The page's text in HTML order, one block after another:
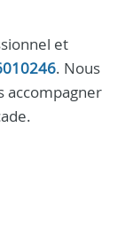
et
. Nous
accompagner